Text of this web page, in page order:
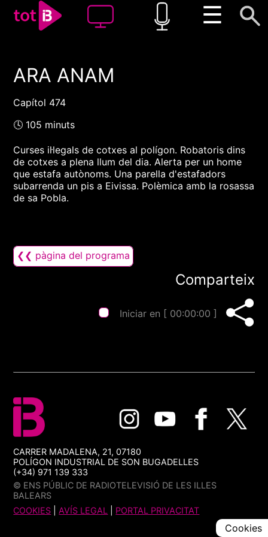
☰
00:00 00:00
ARA ANAM
Capítol 474
🕓 105 minuts
Curses il·legals de cotxes al polígon. Robatoris dins
de cotxes a plena llum del dia. Alerta per un home
que estafa autònoms. Una parella d'estafadors
subarrenda un pis a Eivissa. Polèmica amb la rosassa
de sa Pobla.
❮❮ pàgina del programa
Comparteix
Iniciar en [ 00:00:00 ]
CARRER MADALENA, 21, 07180
POLÍGON INDUSTRIAL DE SON BUGADELLES
(+34) 971 139 333
© ENS PÚBLIC DE RADIOTELEVISIÓ DE LES ILLES
BALEARS
COOKIES |AVÍS LEGAL PORTAL PRIVACITAT
Cookies